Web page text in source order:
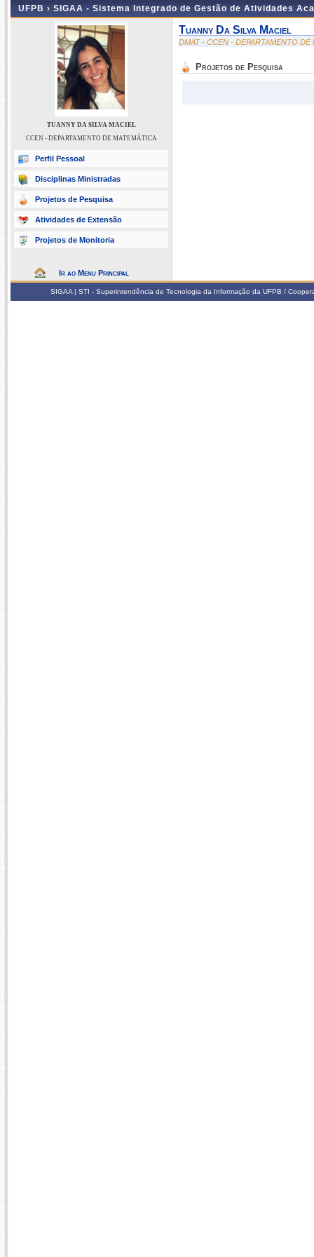
UFPB › SIGAA - Sistema Integrado de Gestão de Atividades
TUANNY DA SILVA MACIEL
CCEN - DEPARTAMENTO DE MATEMÁTICA
Perfil Pessoal
Disciplinas Ministradas
Projetos de Pesquisa
Atividades de Extensão
Projetos de Monitoria
Ir ao Menu Principal
Tuanny Da Silva Maciel
DMAT - CCEN - DEPARTAMENTO DE
Projetos de Pesquisa
SIGAA | STI - Superintendência de Tecnologia da Informação da UFPB /